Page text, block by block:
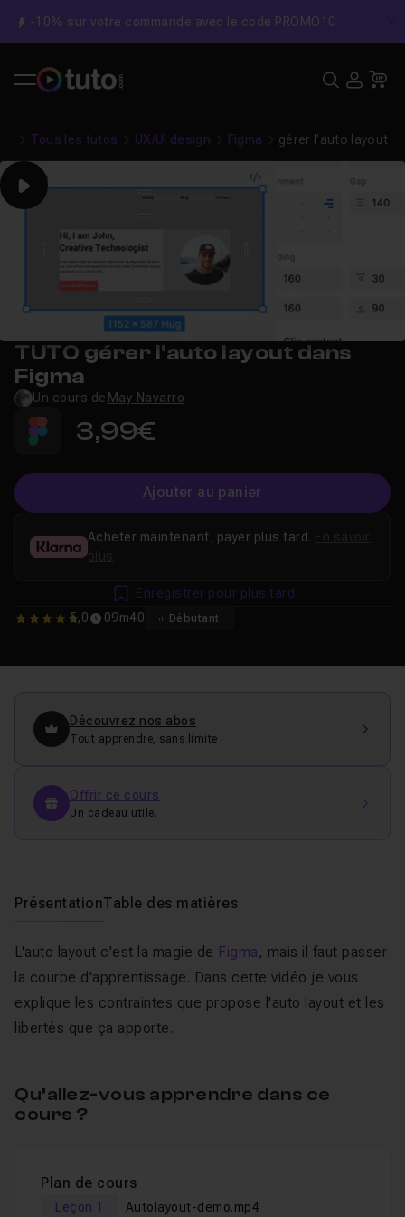
-10% sur votre commande avec le code PROMO10
Tous les tutos UX/UI design Figma gérer l'auto layout
Play
TUTO gérer l'auto layout dans
Figma
Un cours de May Navarro
3,99€
Ajouter au panier
5 5,0 09m40 Débutant
Acheter maintenant, payer plus tard.
plus
Enregistrer pour plus tard
Découvrez nos abos
Tout apprendre, sans limite
Offrir ce cours
Un cadeau utile.
PrésentationTable des matières
L'auto layout c'est la magie de Figma , mais il faut passer
la courbe d'apprentissage. Dans cette vidéo je vous
explique les contraintes que propose l'auto layout et les
libertés que ça apporte.
Qu’allez-vous apprendre dans ce
cours ?
Plan de cours
Leçon 1 Autolayout-demo.mp4